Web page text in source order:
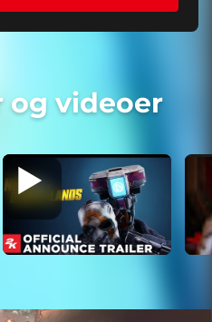
og videoer